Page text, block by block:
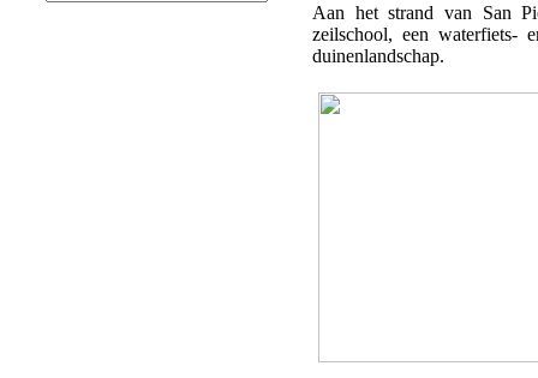
Aan het strand van San
zeilschool, een waterfiets-
duinenlandschap.